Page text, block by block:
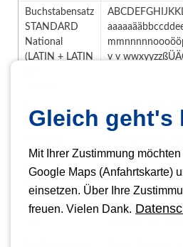
Buchstabensatz
STANDARD
National
(LATIN + LATIN
v v
Buchstabensatz
STANDARD
(LATIN + LATIN
DE)
9 mm
Mastersatz 4
dieser Satz
Gleich geht's
Mit Ihrer Zustimmung
Google Maps (Anfahrtskarte)
einsetzen. Über Ihre
freuen. Vielen Dank.